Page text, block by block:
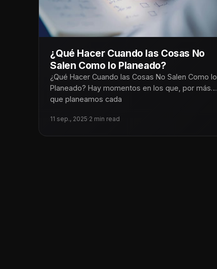
¿Qué Hacer Cuando las Cosas No
Salen Como lo Planeado?
¿Qué Hacer Cuando las Cosas No Salen Como lo
Planeado? Hay momentos en los que, por más
que planeamos cada
11 sep., 2025·2 min read